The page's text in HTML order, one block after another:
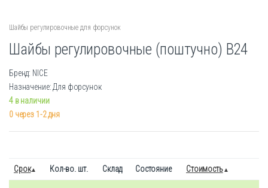
Шайбы регулировочные для форсунок
Шайбы регулировочные (поштучно) B24
Бренд: NICE
Назначение: Для форсунок
4 в наличии
0 через 1-2 дня
Срок Кол-во. шт. Склад Состояние Стоимость